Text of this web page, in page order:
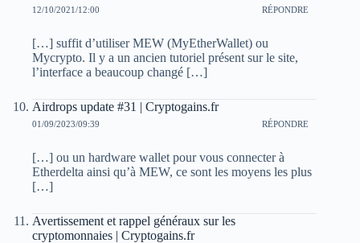
12/10/2021/12:00 RÉPONDRE
[…] suffit d’utiliser MEW (MyEtherWallet) ou
Mycrypto. Il y a un ancien tutoriel présent sur le site,
l’interface a beaucoup changé […]
Airdrops update #31 | Cryptogains.fr
01/09/2023/09:39 RÉPONDRE
[…] ou un hardware wallet pour vous connecter à
Etherdelta ainsi qu’à MEW, ce sont les moyens les plus
[…]
Avertissement et rappel généraux sur les
cryptomonnaies | Cryptogains.fr